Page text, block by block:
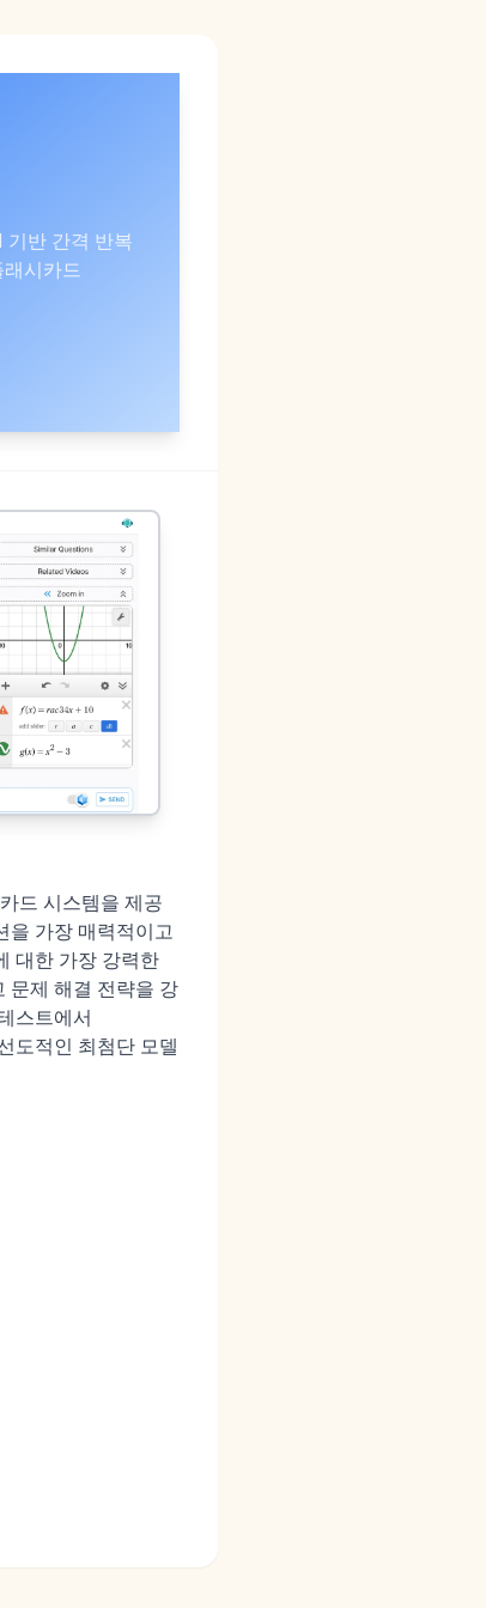
기반 간격 반복
래시카드
드 시스템을 제공
을 가장 매력적이고
대한 가장 강력한
문제 해결 전략을 강
스트에서
도적인 최첨단 모델